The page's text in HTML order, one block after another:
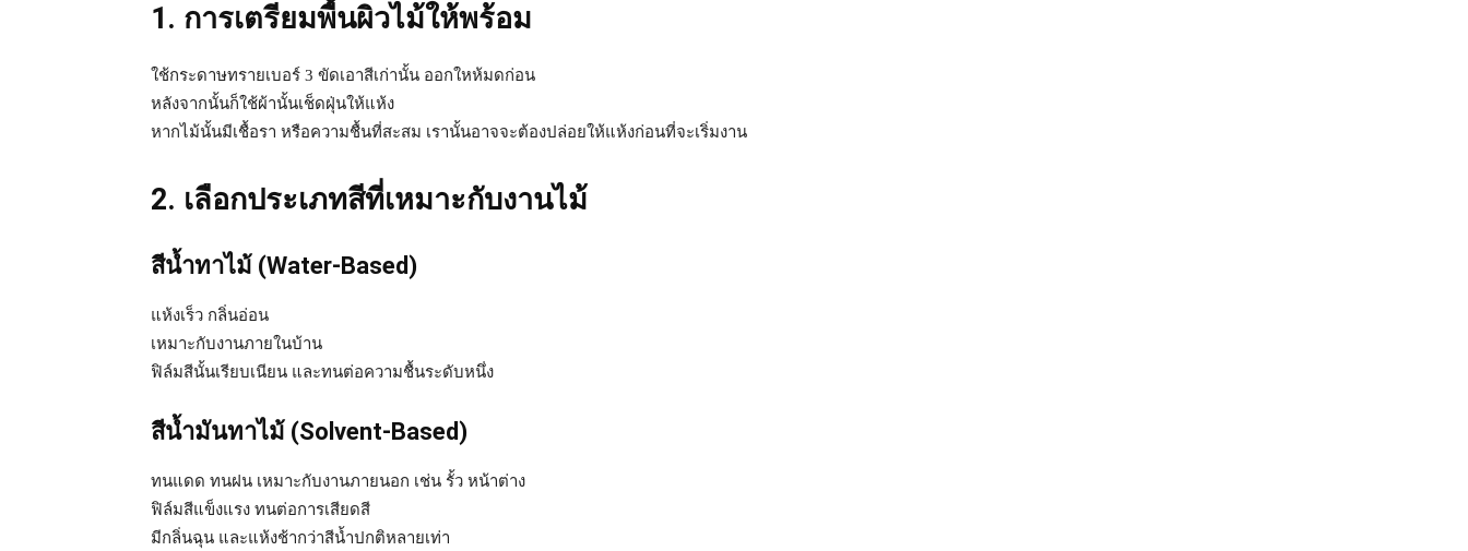
1. การเตรียมพื้นผิวไม้ให้พร้อม
ใช้กระดาษทรายเบอร์ 3 ขัดเอาสีเก่านั้น ออกใหห้มดก่อน
หลังจากนั้นก็ใช้ผ้านั้นเช็ดฝุ่นให้แห้ง
หากไม้นั้นมีเชื้อรา หรือความชื้นที่สะสม เรานั้นอาจจะต้องปล่อยให้แห้งก่อนที่จะเริ่มงาน
2. เลือกประเภทสีที่เหมาะกับงานไม้
สีน้ำทาไม้ (Water-Based)
แห้งเร็ว กลิ่นอ่อน
เหมาะกับงานภายในบ้าน
ฟิล์มสีนั้นเรียบเนียน และทนต่อความชื้นระดับหนึ่ง
สีน้ำมันทาไม้ (Solvent-Based)
ทนแดด ทนฝน เหมาะกับงานภายนอก เช่น รั้ว หน้าต่าง
ฟิล์มสีแข็งแรง ทนต่อการเสียดสี
มีกลิ่นฉุน และแห้งช้ากว่าสีน้ำปกติหลายเท่า